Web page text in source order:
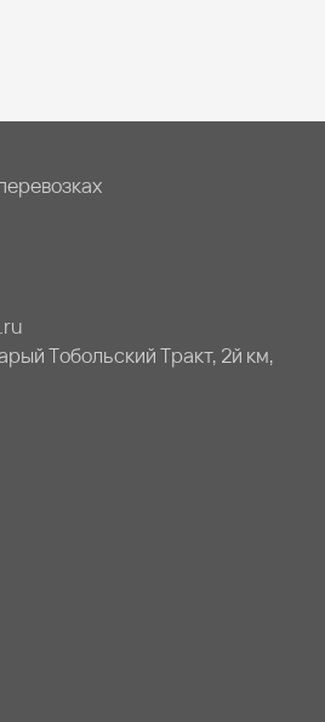
Тобольский Тракт, 2й км,